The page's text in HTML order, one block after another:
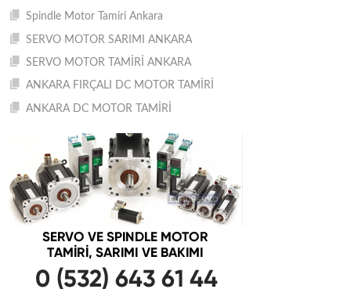
Spindle Motor Tamiri Ankara
SERVO MOTOR SARIMI ANKARA
SERVO MOTOR TAMİRİ ANKARA
ANKARA FIRÇALI DC MOTOR TAMİRİ
ANKARA DC MOTOR TAMİRİ